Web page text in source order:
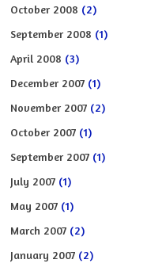
October 2008 (2)
September 2008 (1)
April 2008 (3)
December 2007 (1)
November 2007 (2)
October 2007 (1)
September 2007 (1)
July 2007 (1)
May 2007 (1)
March 2007 (2)
January 2007 (2)